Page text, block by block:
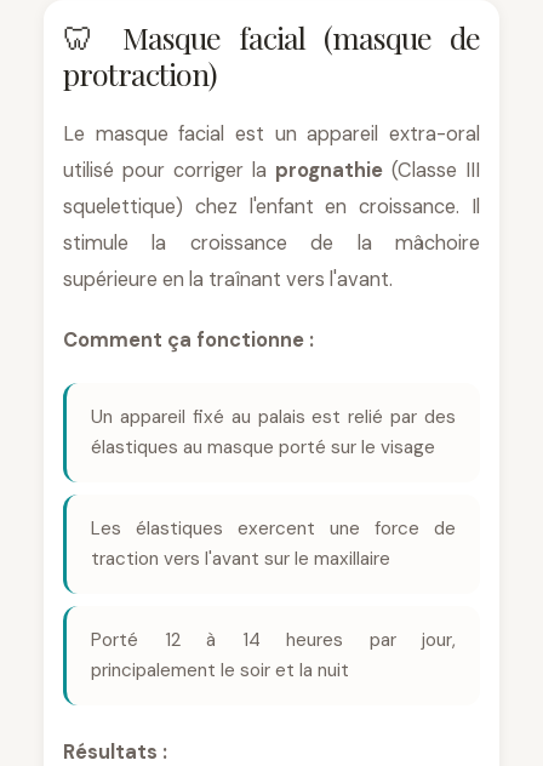
🦷 Masque facial (masque de
protraction)
Le masque facial est un appareil extra-oral
utilisé pour corriger la prognathie (Classe III
squelettique) chez l'enfant en croissance. Il
stimule la croissance de la mâchoire
supérieure en la traînant vers l'avant.
Comment ça fonctionne :
Un appareil fixé au palais est relié par des
élastiques au masque porté sur le visage
Les élastiques exercent une force de
traction vers l'avant sur le maxillaire
Porté 12 à 14 heures par jour,
principalement le soir et la nuit
Résultats :